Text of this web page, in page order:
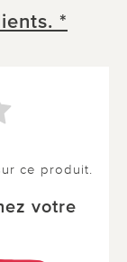
*
ce produit.
votre